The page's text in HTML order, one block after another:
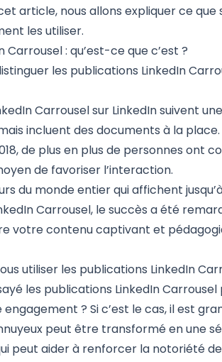
article, nous allons expliquer ce
les utiliser.
Carrousel : qu’est-ce que c’est ?
les publications LinkedIn
Carrousel sur LinkedIn suivent
incluent des documents à la
de plus en plus de personnes ont
de favoriser l’interaction.
du monde entier qui affichent
Carrousel, le succès a été
votre contenu captivant et
utiliser les publications LinkedIn
les publications LinkedIn
? Si c’est le cas, il est
peut être transformé en une
peut aider à renforcer la notoriété